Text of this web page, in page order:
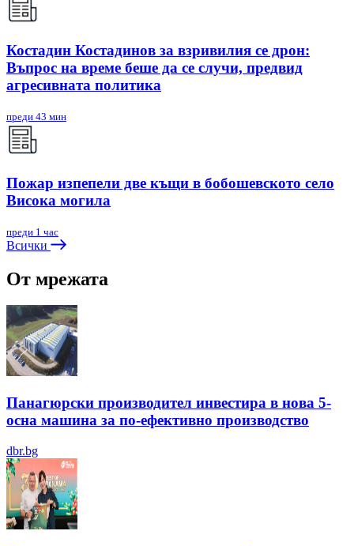
Костадин Костадинов за взривилия се дрон:
Въпрос на време беше да се случи, предвид
агресивната политика
преди 43 мин
Пожар изпепели две къщи в бобошевското село
Висока могила
преди 1 час
Всички
От мрежата
Панагюрски производител инвестира в нова 5-
осна машина за по-ефективно производство
dbr.bg